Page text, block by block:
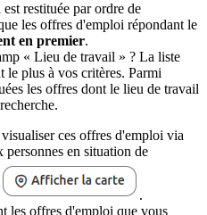
restituée par ordre de
les offres d'emploi répondant le
en premier.
« Lieu de travail » ? La liste
le plus à vos critères. Parmi
les offres dont le lieu de travail
ces offres d'emploi via
en situation de
.
les offres d'emploi que vous